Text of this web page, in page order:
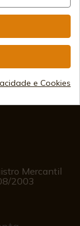
Mercantil
2003
e Cookies